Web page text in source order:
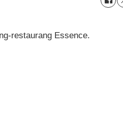
restaurang Essence.